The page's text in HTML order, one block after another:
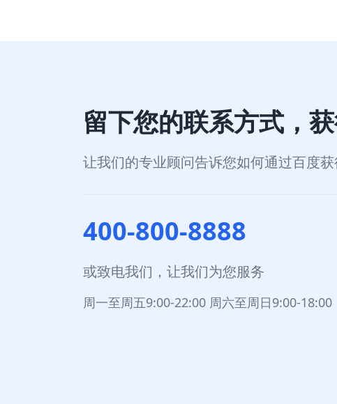
卖点、购机政策等;针对资讯场景实施追投检索人
营销效果
用户品牌偏好和搜索收口效率均显著提升，让
留下您的联系方式，
让我们的专业顾问告诉您如何通过百度
400-800-8888
或致电我们，让我们为您服务
周一至周五9:00-22:00 周六至周日9:00-18:00